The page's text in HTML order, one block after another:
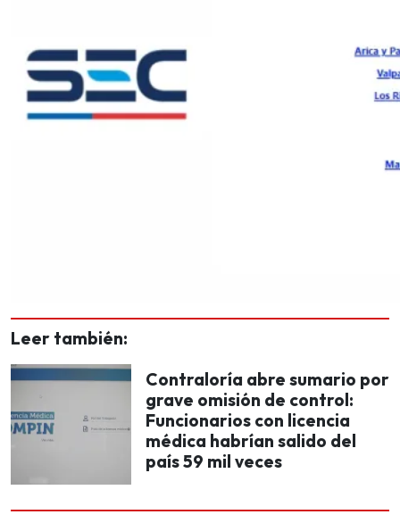
Leer también:
Contraloría abre sumario por
grave omisión de control:
Funcionarios con licencia
médica habrían salido del
país 59 mil veces